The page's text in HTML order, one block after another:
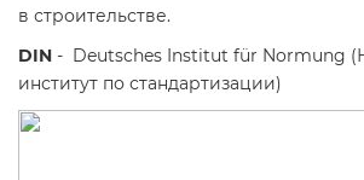
в строительстве.
DIN - Deutsches Institut für Normung
институт по стандартизации)